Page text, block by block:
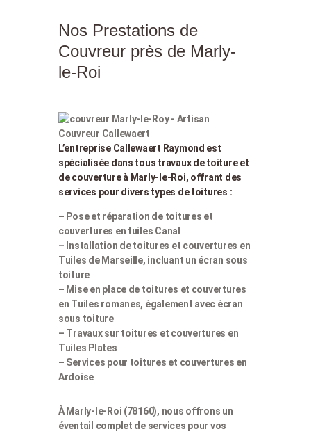
Nos Prestations de
Couvreur près de Marly-
le-Roi
L’entreprise Callewaert Raymond est
spécialisée dans tous travaux de toiture et
de couverture à Marly-le-Roi, offrant des
services pour divers types de toitures :
– Pose et réparation de toitures et
couvertures en tuiles Canal
– Installation de toitures et couvertures en
Tuiles de Marseille, incluant un écran sous
toiture
– Mise en place de toitures et couvertures
en Tuiles romanes, également avec écran
sous toiture
– Travaux sur toitures et couvertures en
Tuiles Plates
– Services pour toitures et couvertures en
Ardoise
À Marly-le-Roi (78160), nous offrons un
éventail complet de services pour vos